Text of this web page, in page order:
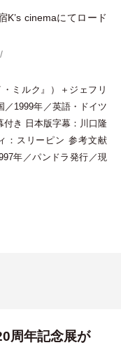
K’s cinemaにてロード
・ ミルク』 ）
＋ジェフリ
／1999年／英語・ ドイツ
付き 日本版字幕：川口隆
スリーピン 参考文献
年／パンドラ発行／現
周年記念展が